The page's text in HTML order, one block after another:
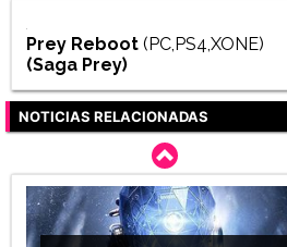
Prey Reboot (PC,PS4,XONE)
(Saga Prey)
NOTICIAS RELACIONADAS